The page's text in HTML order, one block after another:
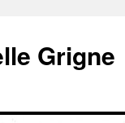
Grigne